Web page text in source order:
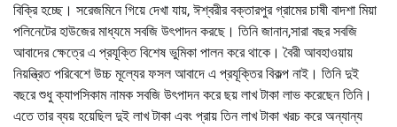
বিক্রি হচ্ছে। সরেজমিনে গিয়ে দেখা যায়, ঈশ্বরীর বক্তারপুর গ্রামের চাষী বাদশা মিয়া
পলিনেটের হাউজের মাধ্যমে সবজি উৎপাদন করছে। তিনি জানান,সারা বছর সবজি
আবাদের ক্ষেত্রে এ প্রযূক্তি বিশেষ ভুমিকা পালন করে থাকে। বৈরী আবহাওয়ায়
নিয়ন্ত্রিত পরিবেশে উচ্চ মূল্যের ফসল আবাদে এ প্রযূক্তির বিকল্প নাই। তিনি দুই
বছরে শুধু ক্যাপসিকাম নামক সবজি উৎপাদন করে ছয় লাখ টাকা লাভ করেছেন তিনি।
এতে তার ব্যয় হয়েছিল দুই লাখ টাকা এবং প্রায় তিন লাখ টাকা খরচ করে অন্যান্য